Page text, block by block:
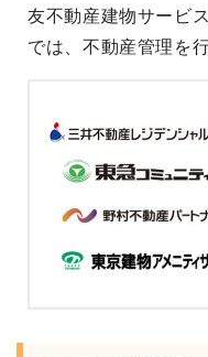
友不動産建物サービ
では、不動産管理を